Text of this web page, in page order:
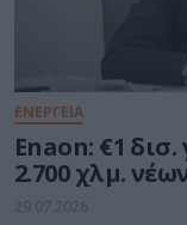
ΕΝΕΡΓΕΙΑ
Enaon: €1 δισ.
2.700 χλμ.
29.07.2026